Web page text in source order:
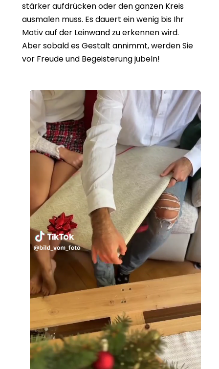
stärker aufdrücken oder den ganzen Kreis
ausmalen muss. Es dauert ein wenig bis Ihr
Motiv auf der Leinwand zu erkennen wird.
Aber sobald es Gestalt annimmt, werden Sie
vor Freude und Begeisterung jubeln!